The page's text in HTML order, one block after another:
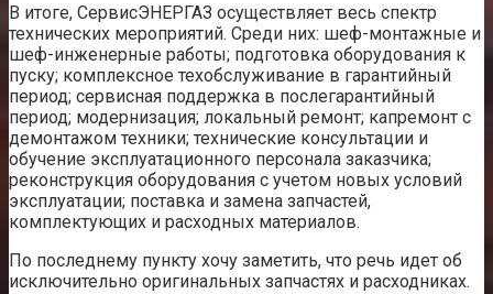
В итоге, СервисЭНЕРГАЗ осуществляет весь спектр
технических мероприятий. Среди них: шеф-монтажные и
шеф-инженерные работы; подготовка оборудования к
пуску; комплексное техобслуживание в гарантийный
период; сервисная поддержка в послегарантийный
период; модернизация; локальный ремонт; капремонт с
демонтажом техники; технические консультации и
обучение эксплуатационного персонала заказчика;
реконструкция оборудования с учетом новых условий
эксплуатации; поставка и замена запчастей,
комплектующих и расходных материалов.
По последнему пункту хочу заметить, что речь идет об
исключительно оригинальных запчастях и расходниках.